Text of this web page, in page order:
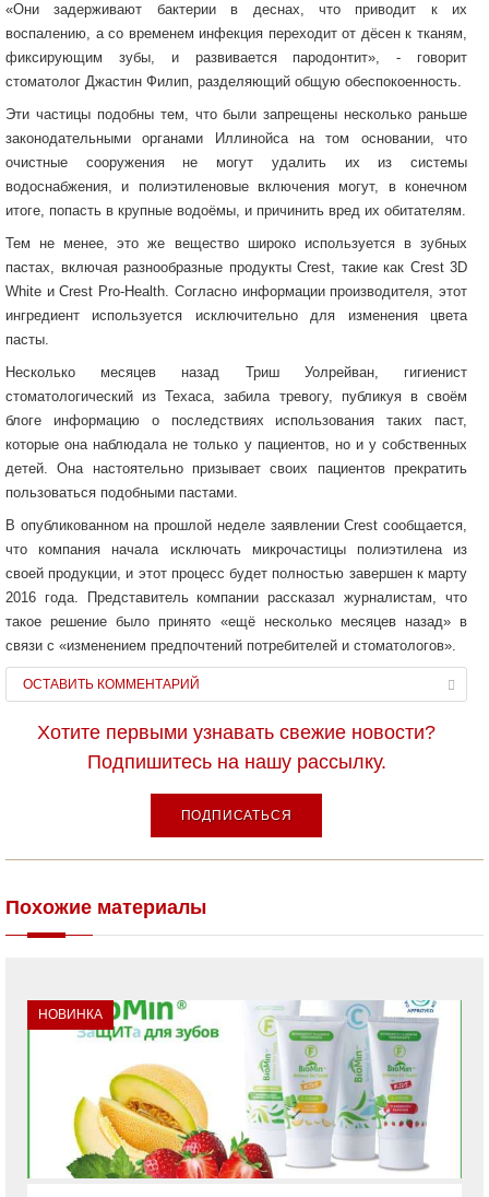
«Они задерживают бактерии в деснах, что приводит к их
воспалению, а со временем инфекция переходит от дёсен к тканям,
фиксирующим зубы, и развивается пародонтит», - говорит
стоматолог Джастин Филип, разделяющий общую обеспокоенность.
Эти частицы подобны тем, что были запрещены несколько раньше
законодательными органами Иллинойса на том основании, что
очистные сооружения не могут удалить их из системы
водоснабжения, и полиэтиленовые включения могут, в конечном
итоге, попасть в крупные водоёмы, и причинить вред их обитателям.
Тем не менее, это же вещество широко используется в зубных
пастах, включая разнообразные продукты Crest, такие как Crest 3D
White и Crest Pro-Health. Согласно информации производителя, этот
ингредиент используется исключительно для изменения цвета
пасты.
Несколько месяцев назад Триш Уолрейван, гигиенист
стоматологический из Техаса, забила тревогу, публикуя в своём
блоге информацию о последствиях использования таких паст,
которые она наблюдала не только у пациентов, но и у собственных
детей. Она настоятельно призывает своих пациентов прекратить
пользоваться подобными пастами.
В опубликованном на прошлой неделе заявлении Crest сообщается,
что компания начала исключать микрочастицы полиэтилена из
своей продукции, и этот процесс будет полностью завершен к марту
2016 года. Представитель компании рассказал журналистам, что
такое решение было принято «ещё несколько месяцев назад» в
связи с «изменением предпочтений потребителей и стоматологов».
ОСТАВИТЬ КОММЕНТАРИЙ
Хотите первыми узнавать свежие новости?
Подпишитесь на нашу рассылку.
ПОДПИСАТЬСЯ
Похожие материалы
НОВИНКА